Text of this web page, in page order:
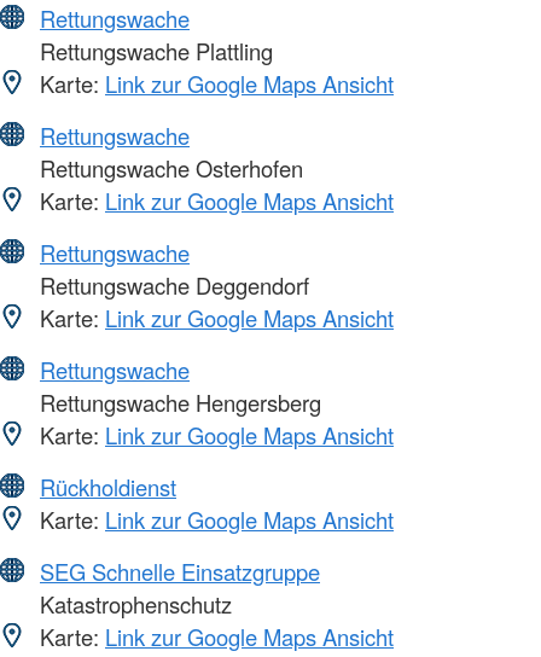
Rettungswache
Rettungswache Plattling
Karte: Link zur Google Maps Ansicht
Rettungswache
Rettungswache Osterhofen
Karte: Link zur Google Maps Ansicht
Rettungswache
Rettungswache Deggendorf
Karte: Link zur Google Maps Ansicht
Rettungswache
Rettungswache Hengersberg
Karte: Link zur Google Maps Ansicht
Rückholdienst
Karte: Link zur Google Maps Ansicht
SEG Schnelle Einsatzgruppe
Katastrophenschutz
Karte: Link zur Google Maps Ansicht